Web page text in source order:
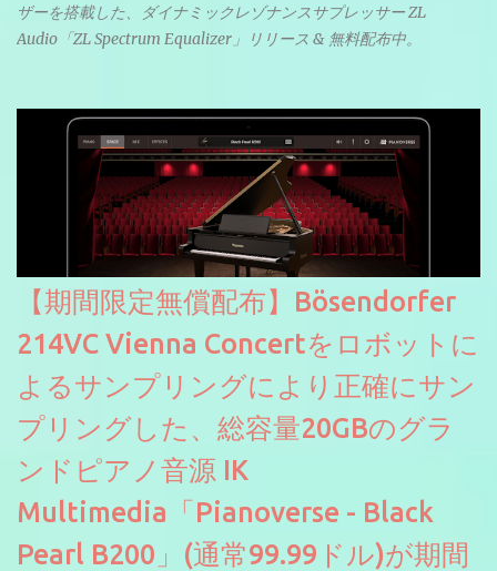
ザーを搭載した、ダイナミックレゾナンスサプレッサー ZL
Audio「ZL Spectrum Equalizer」リリース & 無料配布中。
【期間限定無償配布】Bösendorfer
214VC Vienna Concertをロボットに
よるサンプリングにより正確にサン
プリングした、総容量20GBのグラ
ンドピアノ音源 IK
Multimedia「Pianoverse - Black
Pearl B200」(通常99.99ドル)が期間